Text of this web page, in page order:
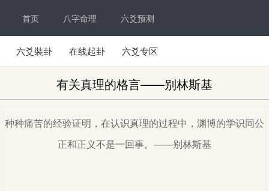
首页 八字命理 六爻预测
六爻裝卦 在线起卦 六爻专区
有关真理的格言——别林斯基
种种痛苦的经验证明，在认识真理的过程中，渊博的学识同公
正和正义不是一回事。——别林斯基